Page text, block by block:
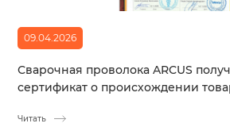
09.04.2026
Сварочная проволока ARCUS
сертификат о происхождении
Читать